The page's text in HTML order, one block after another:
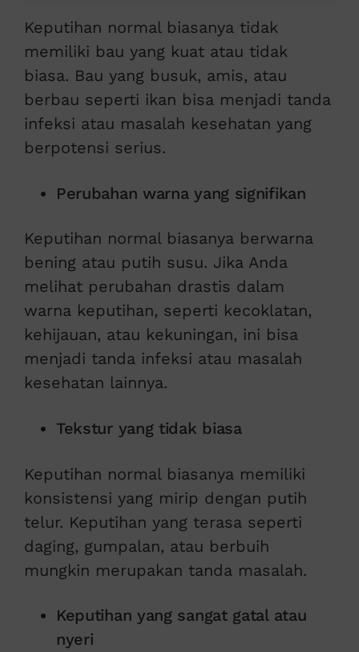
Keputihan normal biasanya tidak
memiliki bau yang kuat atau tidak
biasa. Bau yang busuk, amis, atau
berbau seperti ikan bisa menjadi tanda
infeksi atau masalah kesehatan yang
berpotensi serius.
Perubahan warna yang signifikan
Keputihan normal biasanya berwarna
bening atau putih susu. Jika Anda
melihat perubahan drastis dalam
warna keputihan, seperti kecoklatan,
kehijauan, atau kekuningan, ini bisa
menjadi tanda infeksi atau masalah
kesehatan lainnya.
Tekstur yang tidak biasa
Keputihan normal biasanya memiliki
konsistensi yang mirip dengan putih
telur. Keputihan yang terasa seperti
daging, gumpalan, atau berbuih
mungkin merupakan tanda masalah.
Keputihan yang sangat gatal atau
nyeri